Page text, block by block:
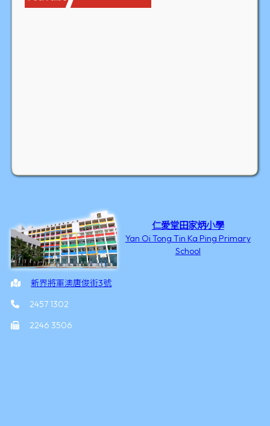
仁愛堂田家炳小學
Yan Oi Tong Tin Ka Ping Primary
School
新界將軍澳唐俊街3號
2457 1302
2246 3506